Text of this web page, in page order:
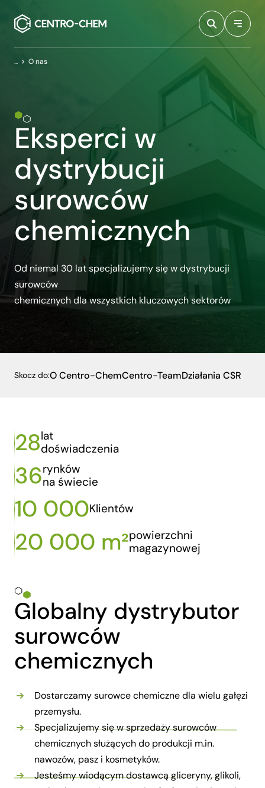
Centro-Chem
O nas
Eksperci w
dystrybucji
surowców
chemicznych
Od niemal 30 lat specjalizujemy się w dystrybucji
surowców
chemicznych dla wszystkich kluczowych sektorów
Skocz do:O Centro-ChemCentro-TeamDziałania CSR
28lat
doświadczenia
36rynków
na świecie
10 000Klientów
20 000 m²powierzchni
magazynowej
Globalny dystrybutor
surowców
chemicznych
Dostarczamy surowce chemiczne dla wielu gałęzi
przemysłu.
Specjalizujemy się w sprzedaży surowców
chemicznych służących do produkcji m.in.
nawozów, pasz i kosmetyków.
Jesteśmy wiodącym dostawcą gliceryny, glikoli,